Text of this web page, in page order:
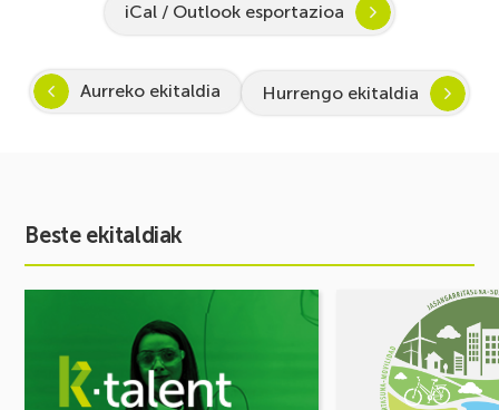
iCal / Outlook esportazioa
Aurreko ekitaldia Hurrengo ekitaldia
Beste ekitaldiak
STEAM
MUGIKORTASUN
FOROA
Partekatu